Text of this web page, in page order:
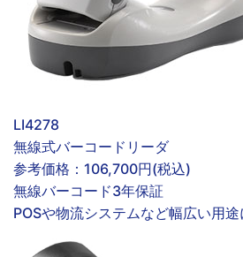
LI4278
無線式バーコードリーダ
参考価格： 106,700円(税込)
無線バーコード3年保証
POSや物流システムなど幅広い用